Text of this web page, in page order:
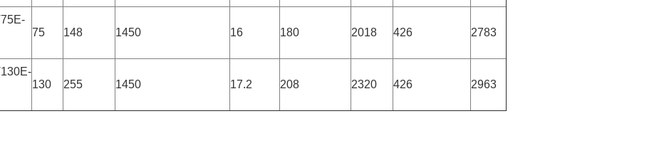
75 148 1450 16 180 2018 426 2783
130 255 1450 17.2 208 2320 426 2963